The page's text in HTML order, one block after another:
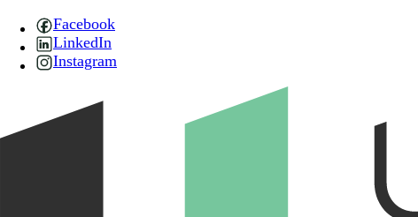
Facebook
LinkedIn
Instagram